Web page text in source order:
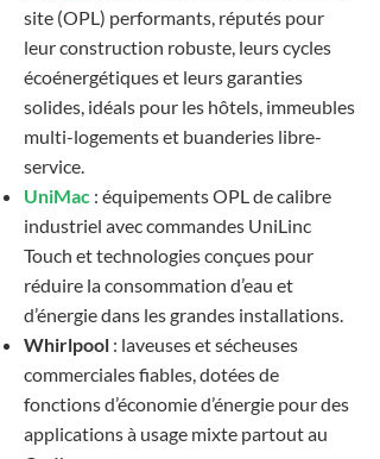
site (OPL) performants, réputés pour
leur construction robuste, leurs cycles
écoénergétiques et leurs garanties
solides, idéals pour les hôtels, immeubles
multi-logements et buanderies libre-
service.
UniMac : équipements OPL de calibre
industriel avec commandes UniLinc
Touch et technologies conçues pour
réduire la consommation d’eau et
d’énergie dans les grandes installations.
Whirlpool : laveuses et sécheuses
commerciales fiables, dotées de
fonctions d’économie d’énergie pour des
applications à usage mixte partout au